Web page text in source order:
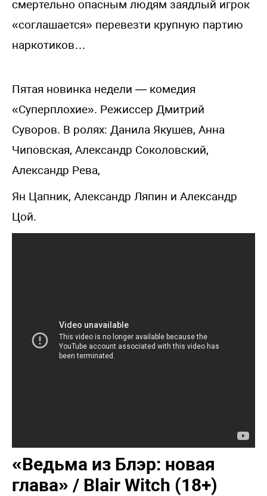
смертельно опасным людям заядлый игрок
«соглашается» перевезти крупную партию
наркотиков…
Пятая новинка недели — комедия
«Суперплохие». Режиссер Дмитрий
Суворов. В ролях: Данила Якушев, Анна
Чиповская, Александр Соколовский,
Александр Рева,
Ян Цапник, Александр Ляпин и Александр
Цой.
«Ведьма из Блэр: новая
глава» / Blair Witch (18+)